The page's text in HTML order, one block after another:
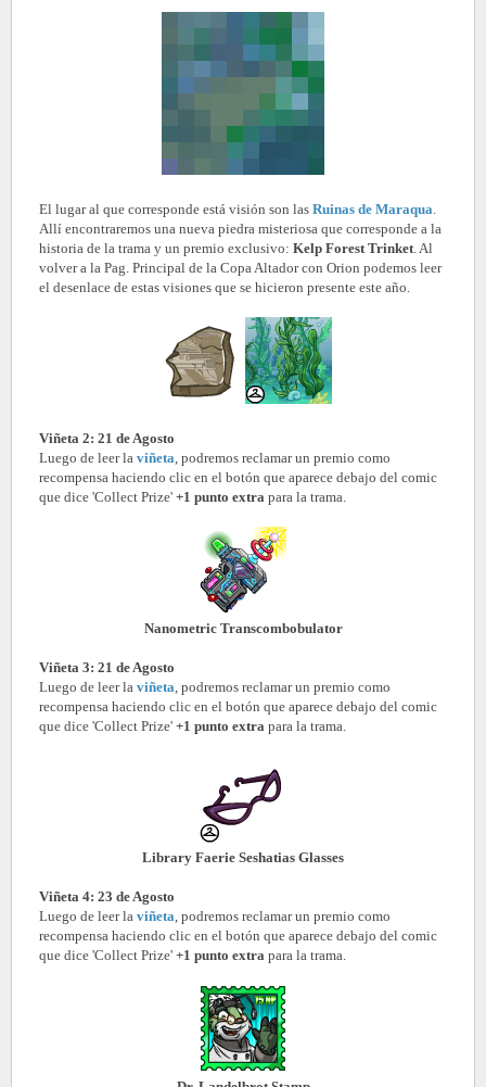
El lugar al que corresponde está visión son las Ruinas de Maraqua
Allí encontraremos una nueva piedra misteriosa que corresponde a la
historia de la trama y un premio exclusivo: Kelp Forest Trinket . Al
volver a la Pag. Principal de la Copa Altador con Orion podemos leer
el desenlace de estas visiones que se hicieron presente este año.
Viñeta 2: 21 de Agosto
Luego de leer la viñeta , podremos reclamar un premio como
recompensa haciendo clic en el botón que aparece debajo del comic
que dice 'Collect Prize' +1 punto extra para la trama.
Nanometric Transcombobulator
Viñeta 3: 21 de Agosto
Luego de leer la viñeta , podremos reclamar un premio como
recompensa haciendo clic en el botón que aparece debajo del comic
que dice 'Collect Prize' +1 punto extra para la trama.
Library Faerie Seshatias Glasses
Viñeta 4: 23 de Agosto
Luego de leer la viñeta , podremos reclamar un premio como
recompensa haciendo clic en el botón que aparece debajo del comic
que dice 'Collect Prize' +1 punto extra para la trama.